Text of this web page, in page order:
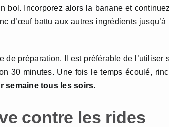
bol. Incorporez alors la banane et
d’œuf battu aux autres ingrédients jusqu’à
de préparation. Il est préférable de l’utiliser
30 minutes. Une fois le temps écoulé,
semaine tous les soirs.
contre les rides